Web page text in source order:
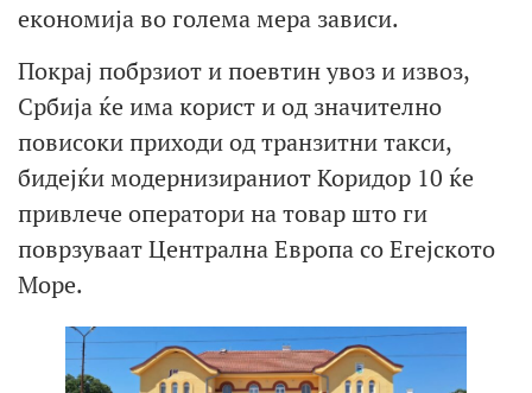
економија во голема мера зависи.
Покрај побрзиот и поевтин увоз и извоз,
Србија ќе има корист и од значително
повисоки приходи од транзитни такси,
бидејќи модернизираниот Коридор 10 ќе
привлече оператори на товар што ги
поврзуваат Централна Европа со Егејското
Море.